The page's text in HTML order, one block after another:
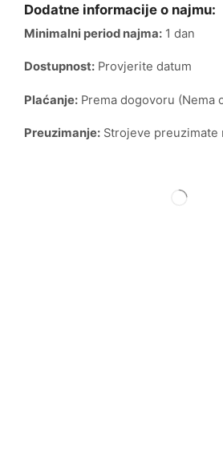
Dodatne informacije o najmu:
Minimalni period najma: 1 dan
Dostupnost: Provjerite datum
Plaćanje: Prema dogovoru (Nema
Preuzimanje: Strojeve preuzimate